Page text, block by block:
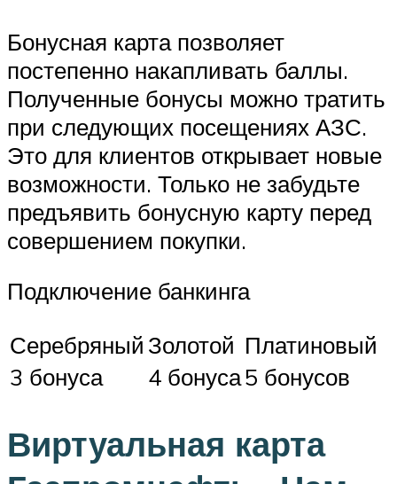
Бонусная карта позволяет
постепенно накапливать баллы.
Полученные бонусы можно тратить
при следующих посещениях АЗС.
Это для клиентов открывает новые
возможности. Только не забудьте
предъявить бонусную карту перед
совершением покупки.
Подключение банкинга
Серебряный Золотой Платиновый
3 бонуса
4 бонуса5 бонусов
Виртуальная карта